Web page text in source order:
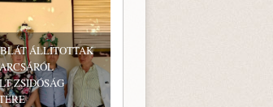
ÁLLÍTOTTAK
ZSIDÓSÁG